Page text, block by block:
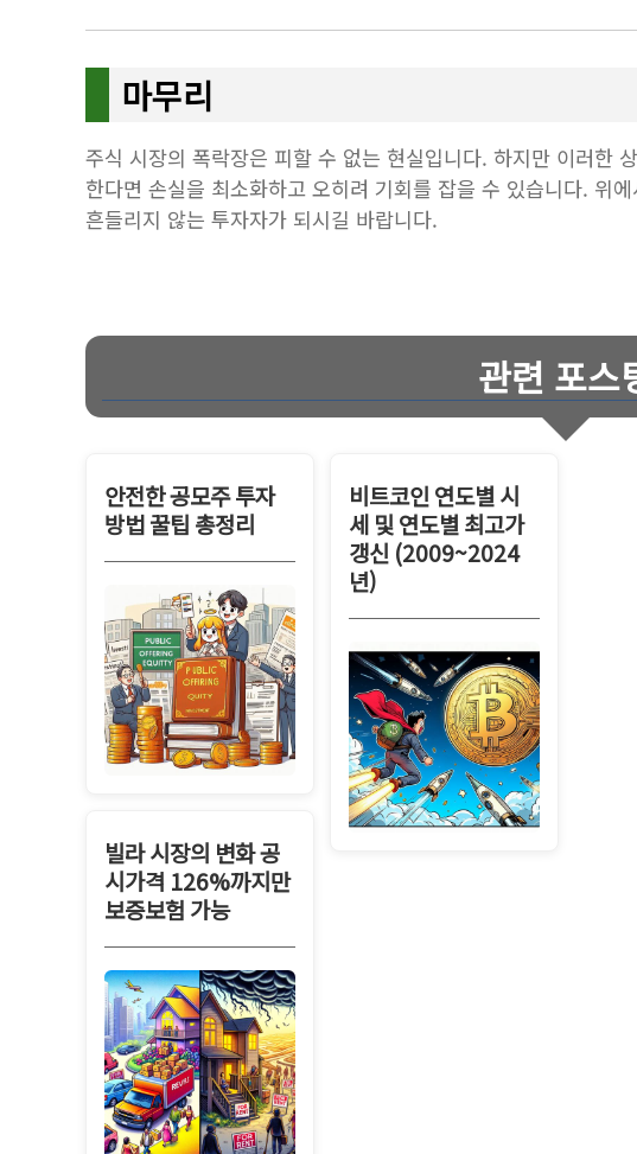
마무리
주식 시장의 폭락장은 피할 수 없는 현실입니다. 하지만 이러한
한다면 손실을 최소화하고 오히려 기회를 잡을 수 있습니다. 위
흔들리지 않는 투자자가 되시길 바랍니다.
관련 포스
안전한 공모주 투자
방법 꿀팁 총정리
빌라 시장의 변화 공
시가격 126%까지만
보증보험 가능
비트코인 연도별 시
세 및 연도별 최고가
갱신 (2009~2024
년)